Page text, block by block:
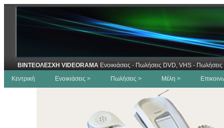
ΒΙΝΤΕΟΛΕΣΧΗ VIDEORAMA Ενοικιάσεις - Πωλήσεις DVD, VHS -
Κεντρική
Ενοικιάσεις > Πωλήσεις > Μέλη >